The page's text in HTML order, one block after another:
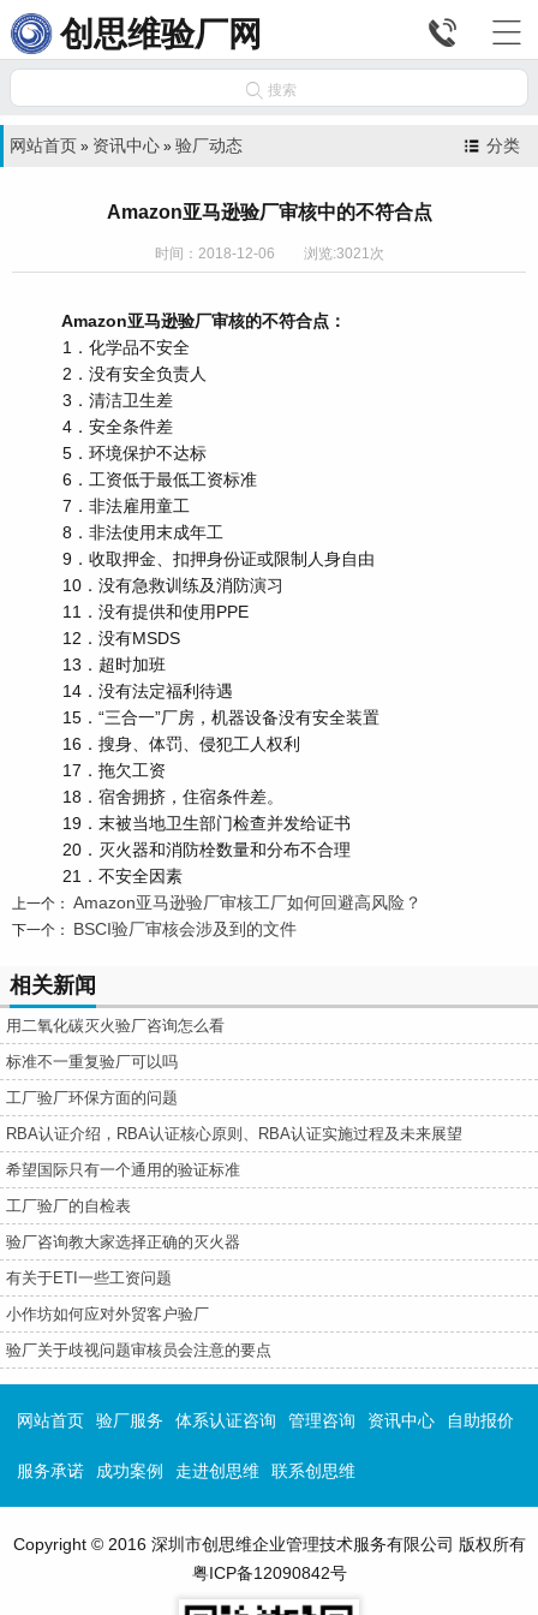
创思维验厂网 

 搜索
分类
网站首页 » 资讯中心 » 验厂动态
Amazon亚马逊验厂审核中的不符合点
时间：2018-12-06 浏览:3021次
Amazon亚马逊验厂审核的不符合点：
1．化学品不安全
2．没有安全负责人
3．清洁卫生差
4．安全条件差
5．环境保护不达标
6．工资低于最低工资标准
7．非法雇用童工
8．非法使用末成年工
9．收取押金、扣押身份证或限制人身自由
10．没有急救训练及消防演习
11．没有提供和使用PPE
12．没有MSDS
13．超时加班
14．没有法定福利待遇
15．“三合一”厂房，机器设备没有安全装置
16．搜身、体罚、侵犯工人权利
17．拖欠工资
18．宿舍拥挤，住宿条件差。
19．末被当地卫生部门检查并发给证书
20．灭火器和消防栓数量和分布不合理
21．不安全因素
上一个： Amazon亚马逊验厂审核工厂如何回避高风险？
下一个： BSCI验厂审核会涉及到的文件
相关新闻
用二氧化碳灭火验厂咨询怎么看
标准不一重复验厂可以吗
工厂验厂环保方面的问题
RBA认证介绍，RBA认证核心原则、RBA认证实施过程及未来展望
希望国际只有一个通用的验证标准
工厂验厂的自检表
验厂咨询教大家选择正确的灭火器
有关于ETI一些工资问题
小作坊如何应对外贸客户验厂
验厂关于歧视问题审核员会注意的要点
网站首页 验厂服务 体系认证咨询 管理咨询 资讯中心 自助报价
服务承诺 成功案例 走进创思维 联系创思维
Copyright © 2016 深圳市创思维企业管理技术服务有限公司 版权所有
粤ICP备12090842号